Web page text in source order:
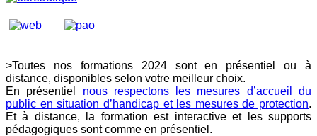
>Toutes nos formations 2024 sont en présentiel ou à
distance, disponibles selon votre meilleur choix.
En présentiel nous respectons les mesures d’accueil du
public en situation d’handicap et les mesures de protection.
Et à distance, la formation est interactive et les supports
pédagogiques sont comme en présentiel.